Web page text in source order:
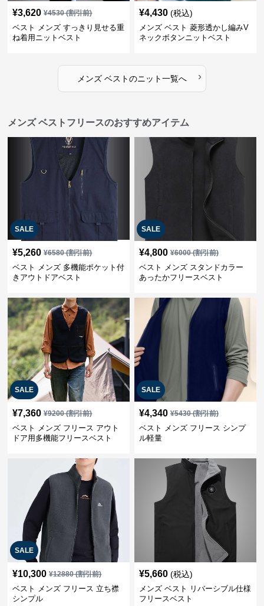
¥3,620 ¥4530(割引前)
ベスト メンズ すっきり見せる重
ね着用ニットベスト
¥4,430 (税込)
メンズ ベスト 菱形透かし編みV
ネックボタンニットベスト
メンズ ベストのニット一覧へ ›
メンズ ベストフリースのおすすめアイテム
SALE
¥5,260 ¥6580(割引前)
ベスト メンズ 多機能ポケット付
きアウトドアベスト
SALE
¥4,800 ¥6000(割引前)
ベスト メンズ スタンドカラー
あったかフリースベスト
SALE
¥7,360 ¥9200(割引前)
ベスト メンズ フリース アウト
ドア用多機能フリースベスト
SALE
¥4,340 ¥5430(割引前)
ベスト メンズ フリース シンプ
ル軽量
SALE
¥10,300 ¥12880(割引前)
ベスト メンズ フリース 立ち襟
シンプル
¥5,660 (税込)
メンズ ベスト リバーシブル仕様
フリースベスト